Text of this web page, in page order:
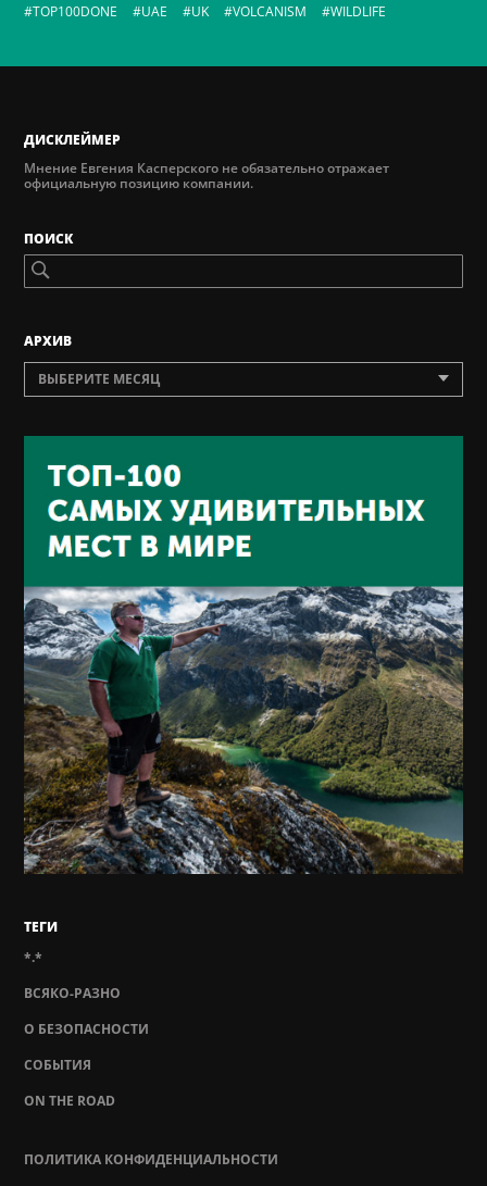
TOP100DONE
UAE UK VOLCANISM WILDLIFE
ДИСКЛЕЙМЕР
Мнение Евгения Касперского не обязательно отражает
официальную позицию компании.
ПОИСК
AРХИВ
ВЫБЕРИТЕ МЕСЯЦ
ТЕГИ
*.*
ВСЯКО-РАЗНО
О БЕЗОПАСНОСТИ
СОБЫТИЯ
ON THE ROAD
ПОЛИТИКА КОНФИДЕНЦИАЛЬНОСТИ